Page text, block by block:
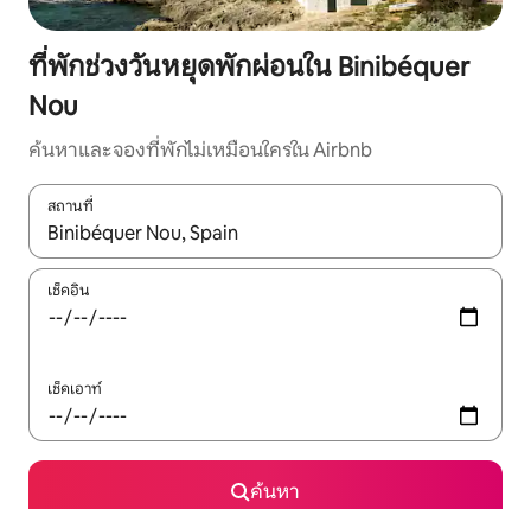
ที่พักช่วงวันหยุดพักผ่อนใน Binibéquer
Nou
ค้นหาและจองที่พักไม่เหมือนใครใน Airbnb
สถานที่
ใช้ลูกศรขึ้นลง หรือใช้การสัมผัสหรือปัด เพื่อสำรวจผลการค้นหา
เช็คอิน
เช็คเอาท์
ค้นหา